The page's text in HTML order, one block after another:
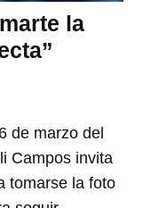
la
de marzo del
Campos invita
tomarse la foto